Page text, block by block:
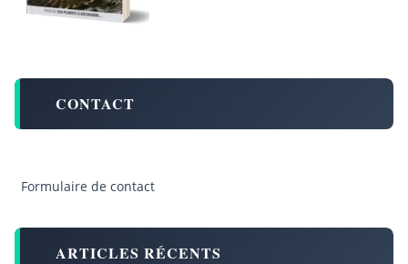
CONTACT
Formulaire de contact
ARTICLES RÉCENTS